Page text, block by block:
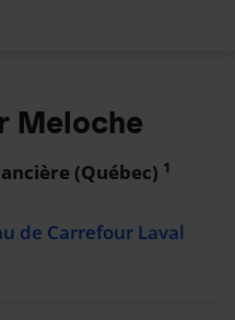
Meloche
(Québec) 1
de Carrefour Laval